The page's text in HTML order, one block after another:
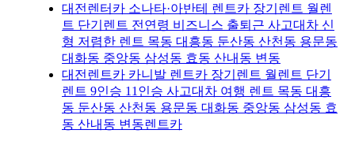
대전렌터카 소나타·아반테 렌트카 장기렌트 월렌
트 단기렌트 전연령 비즈니스 출퇴근 사고대차 신
형 저렴한 렌트 목동 대흥동 둔산동 산천동 용문동
대화동 중앙동 삼성동 효동 산내동 변동
대전렌트카 카니발 렌트카 장기렌트 월렌트 단기
렌트 9인승 11인승 사고대차 여행 렌트 목동 대흥
동 둔산동 산천동 용문동 대화동 중앙동 삼성동 효
동 산내동 변동렌트카